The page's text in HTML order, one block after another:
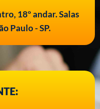
18º andar. Salas
Paulo - SP.